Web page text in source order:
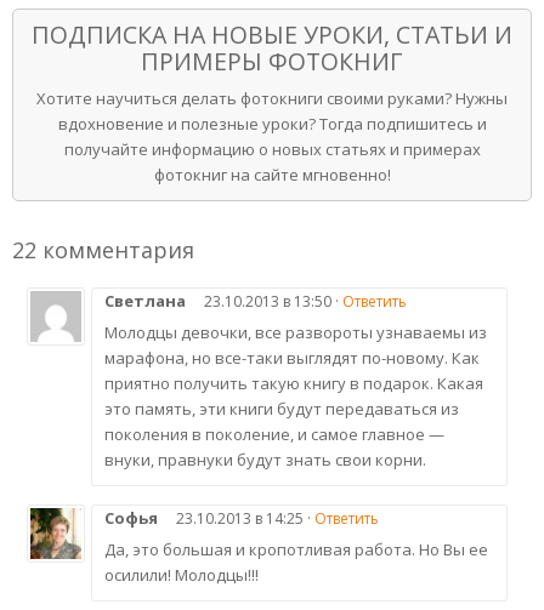
ПОДПИСКА НА НОВЫЕ УРОКИ, СТАТЬИ И
ПРИМЕРЫ ФОТОКНИГ
Хотите научиться делать фотокниги своими руками? Нужны
вдохновение и полезные уроки? Тогда подпишитесь и
получайте информацию о новых статьях и примерах
фотокниг на сайте мгновенно!
22 комментария
Светлана 23.10.2013 в 13:50 · Ответить
Молодцы девочки, все развороты узнаваемы из
марафона, но все-таки выглядят по-новому. Как
приятно получить такую книгу в подарок. Какая
это память, эти книги будут передаваться из
поколения в поколение, и самое главное —
внуки, правнуки будут знать свои корни.
Софья 23.10.2013 в 14:25 · Ответить
Да, это большая и кропотливая работа. Но Вы ее
осилили! Молодцы!!!